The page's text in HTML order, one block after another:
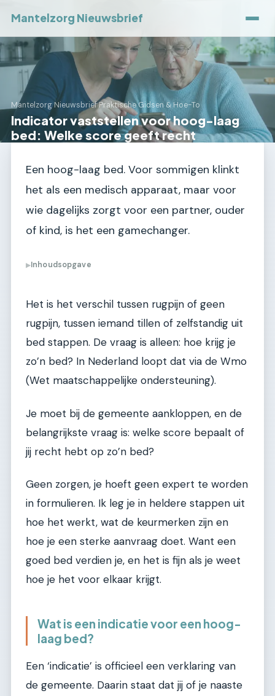
Mantelzorg Nieuwsbrief
Mantelzorg Nieuwsbrief›Praktische Gidsen & Hoe-To
Indicator vaststellen voor hoog-laag
bed: Welke score geeft recht
Een hoog-laag bed. Voor sommigen klinkt
het als een medisch apparaat, maar voor
wie dagelijks zorgt voor een partner, ouder
of kind, is het een gamechanger.
▶Inhoudsopgave
Het is het verschil tussen rugpijn of geen
rugpijn, tussen iemand tillen of zelfstandig uit
bed stappen. De vraag is alleen: hoe krijg je
zo’n bed? In Nederland loopt dat via de Wmo
(Wet maatschappelijke ondersteuning).
Je moet bij de gemeente aankloppen, en de
belangrijkste vraag is: welke score bepaalt of
jij recht hebt op zo’n bed?
Geen zorgen, je hoeft geen expert te worden
in formulieren. Ik leg je in heldere stappen uit
hoe het werkt, wat de keurmerken zijn en
hoe je een sterke aanvraag doet. Want een
goed bed verdien je, en het is fijn als je weet
hoe je het voor elkaar krijgt.
Wat is een indicatie voor een hoog-
laag bed?
Een ‘indicatie’ is officieel een verklaring van
de gemeente. Daarin staat dat jij of je naaste